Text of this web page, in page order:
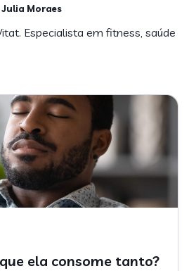
Julia Moraes
Especialista em fitness, saúde
ela consome tanto?